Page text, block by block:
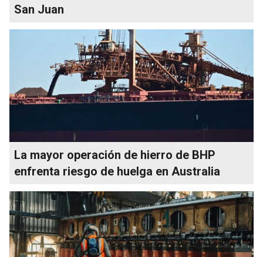
San Juan
La mayor operación de hierro de BHP
enfrenta riesgo de huelga en Australia